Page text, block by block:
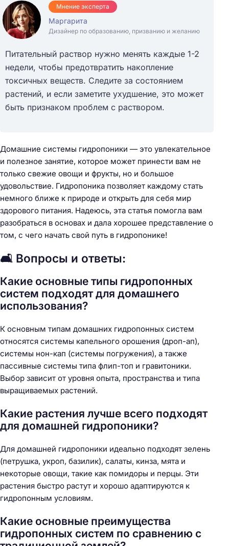
Мнение эксперта
Маргарита
Дизайнер по образованию, призванию и желанию
Питательный раствор нужно менять каждые 1-2
недели, чтобы предотвратить накопление
токсичных веществ. Следите за состоянием
растений, и если заметите ухудшение, это может
быть признаком проблем с раствором.
Домашние системы гидропоники — это увлекательное
и полезное занятие, которое может принести вам не
только свежие овощи и фрукты, но и большое
удовольствие. Гидропоника позволяет каждому стать
немного ближе к природе и открыть для себя мир
здорового питания. Надеюсь, эта статья помогла вам
разобраться в основах и дала хорошее представление о
том, с чего начать свой путь в гидропонике!
🛋️ Вопросы и ответы:
Какие основные типы гидропонных
систем подходят для домашнего
использования?
К основным типам домашних гидропонных систем
относятся системы капельного орошения (дроп-ап),
системы нон-кап (системы погружения), а также
пассивные системы типа флип-топ и гравитоники.
Выбор зависит от уровня опыта, пространства и типа
выращиваемых растений.
Какие растения лучше всего подходят
для домашней гидропоники?
Для домашней гидропоники идеально подходят зелень
(петрушка, укроп, базилик), салаты, кинза, мята и
некоторые овощи, такие как помидоры и перцы. Эти
растения быстро растут и хорошо адаптируются к
гидропонным условиям.
Какие основные преимущества
гидропонных систем по сравнению с